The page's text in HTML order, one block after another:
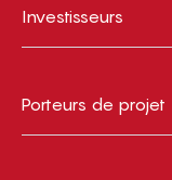
Investisseurs
Porteurs de projet